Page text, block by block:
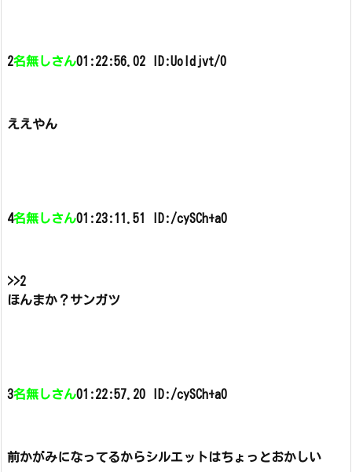
2名無しさん01:22:56.02 ID:UoIdjvt/0
ええやん
4名無しさん01:23:11.51 ID:/cySCh+a0
>>2
ほんまか？サンガツ
3名無しさん01:22:57.20 ID:/cySCh+a0
前かがみになってるからシルエットはちょっとおかしい